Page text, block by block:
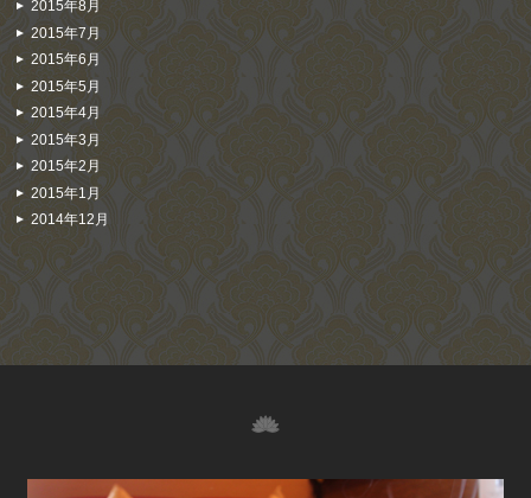
2015年8月
2015年7月
2015年6月
2015年5月
2015年4月
2015年3月
2015年2月
2015年1月
2014年12月